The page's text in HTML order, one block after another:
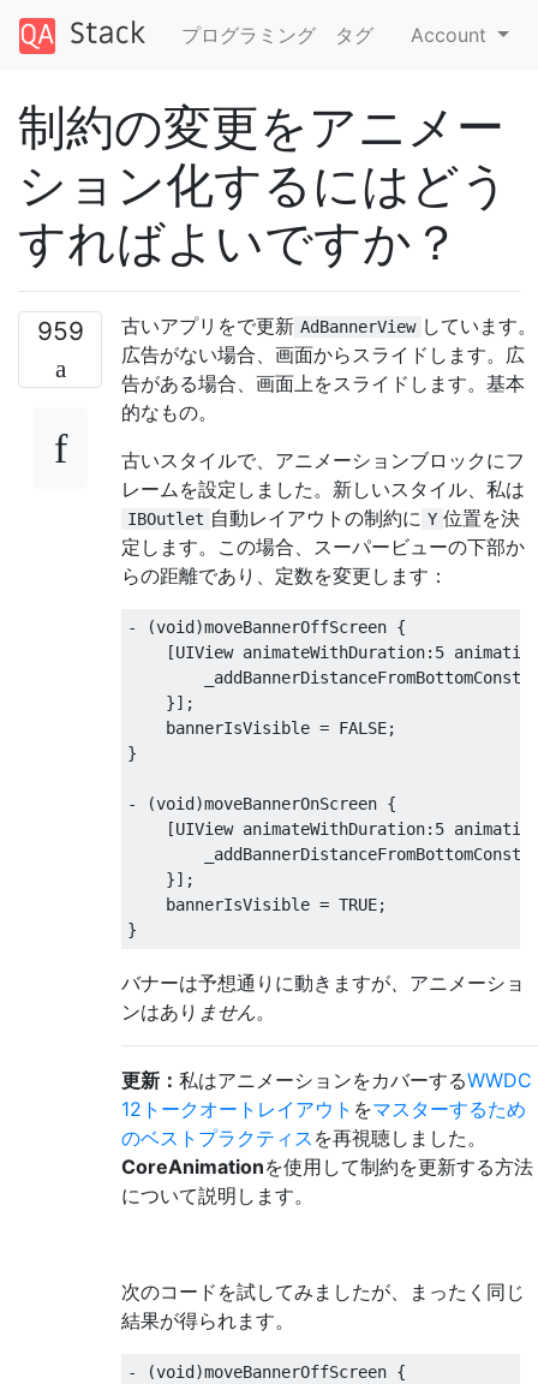
プログラミング タグ Account
制約の変更をアニメー
ション化するにはどう
すればよいですか？
959 古いアプリをで更新 AdBannerView しています。
広告がない場合、画面からスライドします。広
告がある場合、画面上をスライドします。基本
的なもの。
古いスタイルで、アニメーションブロックにフ
レームを設定しました。新しいスタイル、私は
IBOutlet 自動レイアウトの制約に Y 位置を決
定します。この場合、スーパービューの下部か
らの距離であり、定数を変更します：
- (void)moveBannerOffScreen {
[UIView animateWithDuration: 5
}];
    bannerIsVisible
= FALSE;
}
- (void)moveBannerOnScreen {
[UIView animateWithDuration: 5
}];
    bannerIsVisible
= TRUE;
}
バナーは予想通りに動きますが、 アニメーショ
ンはあり ません。
更新： 私はアニメーションをカバーするWWDC
12トークオートレイアウト をマスターするため
のベストプラクティス を再視聴しました。
CoreAnimationを使用して制約を更新する方法
について説明します。
次のコードを試してみましたが、まったく同じ
結果が得られます。
- (void)moveBannerOffScreen {